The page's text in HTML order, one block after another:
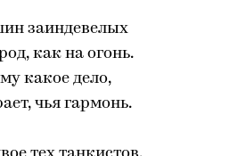
заиндевелых
как на огонь.
какое дело,
чья гармонь.